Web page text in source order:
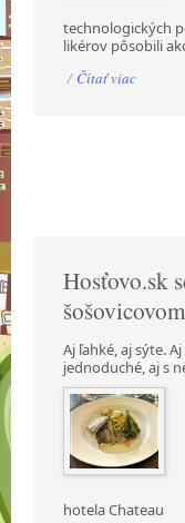
technologických
likérov pôsobili
/ Čítať viac
Hosťovo.sk
Aj ľahké, aj sýte.
jednoduché, aj s
hotela Chateau